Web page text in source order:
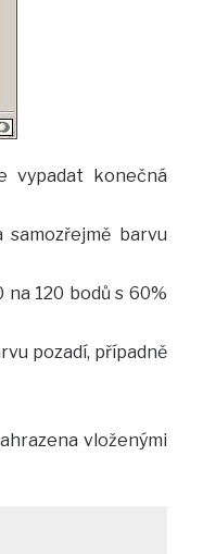
vypadat konečná
barvu
120 bodů s 60%
pozadí, případně
vloženými